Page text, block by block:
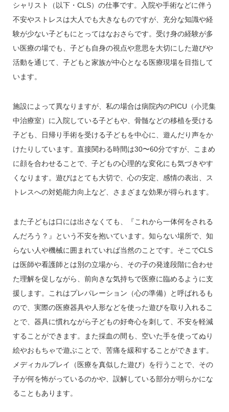
シャリスト（以下・CLS）の仕事です。入院や手術などに伴う
不安やストレスは大人でも大きなものですが、充分な知識や経
験が少ない子どもにとってはなおさらです。受け身の経験が多
い医療の場でも、子ども自身の視点や意思を大切にした遊びや
活動を通じて、子どもと家族が中心となる医療現場を目指して
います。
施設によって異なりますが、私の場合は病院内のPICU（小児集
中治療室）に入院している子どもや、骨髄などの移植を受ける
子ども、日帰り手術を受ける子どもを中心に、遊んだり声をか
けたりしています。直接関わる時間は30〜60分ですが、こまめ
に顔を合わせることで、子どもの心理的な変化にも気づきやす
くなります。遊びはとても大切で、心の安定、感情の表出、ス
トレスへの対処能力向上など、さまざまな効果が得られます。
また子どもは口には出さなくても、『これから一体何をされる
んだろう？』という不安を抱いています。知らない場所で、知
らない人や機械に囲まれていれば当然のことです。そこでCLS
は医師や看護師とは別の立場から、その子の発達段階に合わせ
た理解を促しながら、前向きな気持ちで医療に臨めるように支
援します。これはプレパレーション（心の準備）と呼ばれるも
ので、実際の医療器具や人形などを使った遊びを取り入れるこ
とで、器具に慣れながら子どもの好奇心を刺して、不安を軽減
することができます。また採血の間も、空いた手を使ってぬり
絵やおもちゃで遊ぶことで、苦痛を緩和することができます。
メディカルプレイ（医療を真似した遊び）を行うことで、その
子が何を怖がっているのかや、誤解している部分が明らかにな
ることもあります。